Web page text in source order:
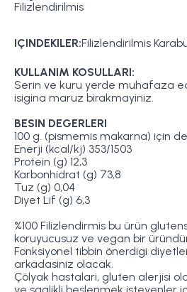
Filizlendirilmis
IÇINDEKILER:Filizlendirilmis
KULLANIM KOSULLARI:
Serin ve kuru yerde muhafaza
isigina maruz birakmayiniz.
BESIN DEGERLERI
100 g. (pismemis makarna) için
Enerji (kcal/kj) 353/1503
Protein (g) 12,3
Karbonhidrat (g) 73,8
Tuz (g) 0,04
Diyet Lif (g) 6,3
%100 Filizlendirmis bu ürün
koruyucusuz ve vegan bir
Fonksiyonel tibbin önerdigi
arkadasiniz olacak.
Çölyak hastalari, gluten alerjisi